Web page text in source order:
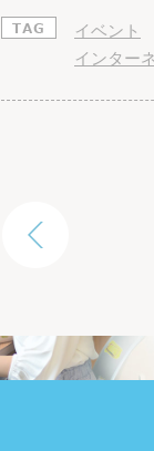
イベント
インター